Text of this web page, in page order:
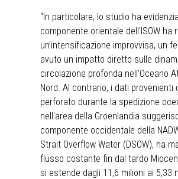
“In particolare, lo studio ha
componente orientale dell'ISOW ha
un’intensificazione improvvisa, un
avuto un impatto diretto sulle
circolazione profonda nell'Oceano
Nord. Al contrario, i dati provenienti
perforato durante la spedizione
nell'area della Groenlandia
componente occidentale della
Strait Overflow Water (DSOW), ha
flusso costante fin dal tardo
si estende dagli 11,6 milioni ai 5,33